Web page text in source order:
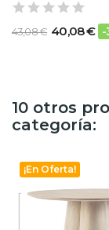
43,08 € 40,08 € -
10 otros
categoría:
¡En Oferta!